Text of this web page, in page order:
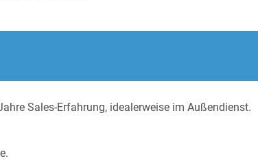
Sales-Erfahrung, idealerweise im Außendienst.